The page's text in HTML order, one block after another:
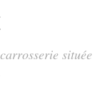
située